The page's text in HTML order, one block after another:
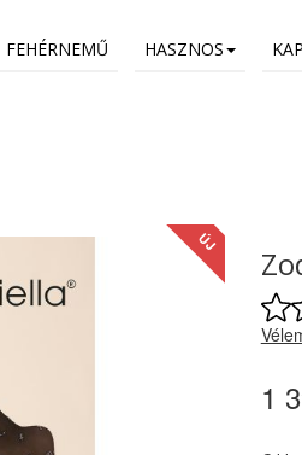
FEHÉRNEMŰ HASZNOS
ÚJ
1